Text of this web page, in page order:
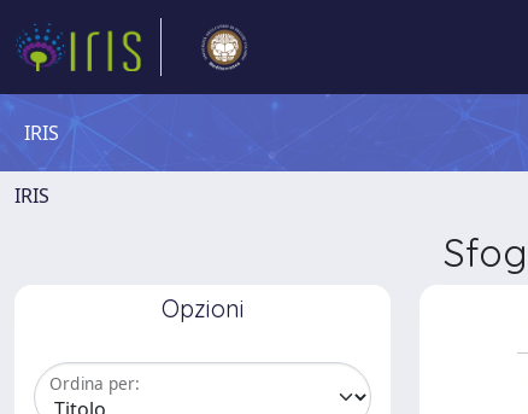
IRIS
IRIS
Opzioni
Ordina per: